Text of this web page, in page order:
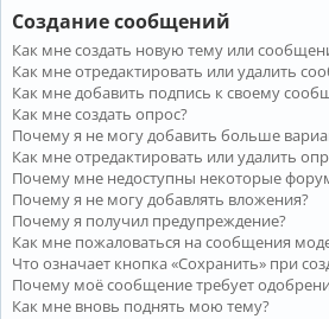
Создание сообщений
Как мне создать новую тему или
Как мне отредактировать или удалить
Как мне добавить подпись к своему
Как мне создать опрос?
Почему я не могу добавить больше
Как мне отредактировать или удалить
Почему мне недоступны некоторые
Почему я не могу добавлять вложения?
Почему я получил предупреждение?
Как мне пожаловаться на сообщения
Что означает кнопка «Сохранить» при
Почему моё сообщение требует
Как мне вновь поднять мою тему?